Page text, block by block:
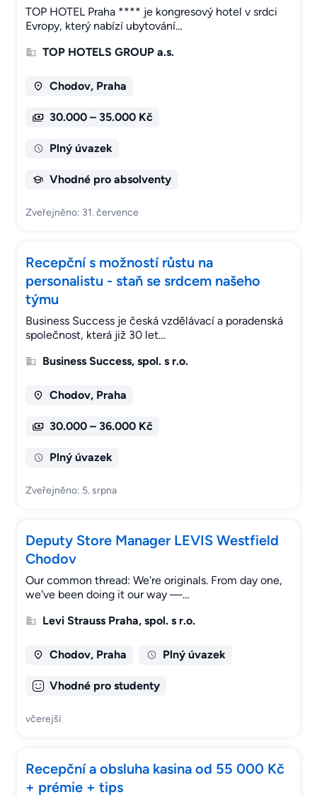
TOP HOTEL Praha **** je kongresový hotel v srdci
Evropy, který nabízí ubytování…
TOP HOTELS GROUP a.s.
Chodov, Praha
30.000 – 35.000 Kč
Plný úvazek
Vhodné pro absolventy
Zveřejněno: 31. července
Recepční s možností růstu na
personalistu - staň se srdcem našeho
týmu
Business Success je česká vzdělávací a poradenská
společnost, která již 30 let…
Business Success, spol. s r.o.
Chodov, Praha
30.000 – 36.000 Kč
Plný úvazek
Zveřejněno: 5. srpna
Deputy Store Manager LEVIS Westfield
Chodov
Our common thread: We're originals. From day one,
we've been doing it our way —…
Levi Strauss Praha, spol. s r.o.
Chodov, Praha Plný úvazek
Vhodné pro studenty
včerejší
Recepční a obsluha kasina od 55 000 Kč
+ prémie + tips